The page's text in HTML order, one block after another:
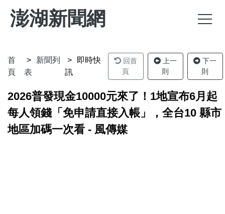
澎湖新聞網
首
頁
新聞列
表
即時快
訊
回首
頁
上一
則
下一
則
2026普發現金10000元來了！1地宣布6月起
每人領錢「免申請直接入帳」，全台10 縣市
地區加碼一次看 - 風傳媒